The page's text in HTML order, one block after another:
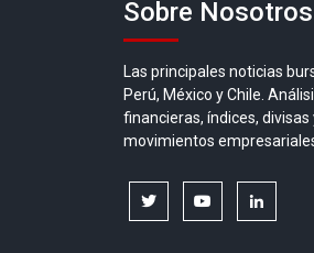
Sobre Nosotros
Las principales noticias
Perú, México y Chile.
financieras, índices,
movimientos
twitter youtubelinkedin